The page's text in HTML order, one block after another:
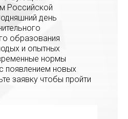
Российской
день
образования
и опытных
нормы
появлением новых
заявку чтобы пройти